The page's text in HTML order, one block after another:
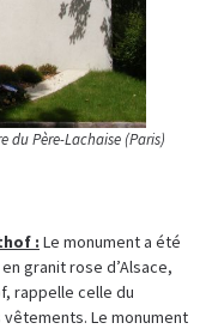
du Père-Lachaise (Paris)
: Le monument a été
granit rose d’Alsace,
rappelle celle du
Le monument